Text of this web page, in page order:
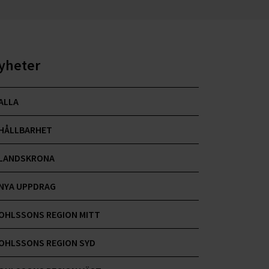
UPPDRAG
REGION MITT
REGION SYD